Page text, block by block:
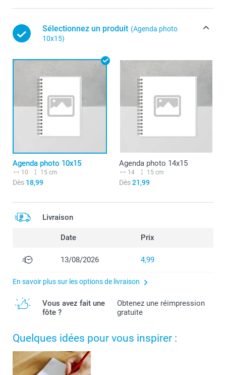
Sélectionnez un produit (Agenda photo
10x15)
Agenda photo 10x15
10 15 cm
Dès 18,99
Agenda photo 14x15
14 15 cm
Dès21,99
Livraison
Date Prix
13/08/2026 4,99
En savoir plus sur les options de livraison
Vous avez fait une
fôte ?
Obtenez une réimpression
gratuite
Quelques idées pour vous inspirer :